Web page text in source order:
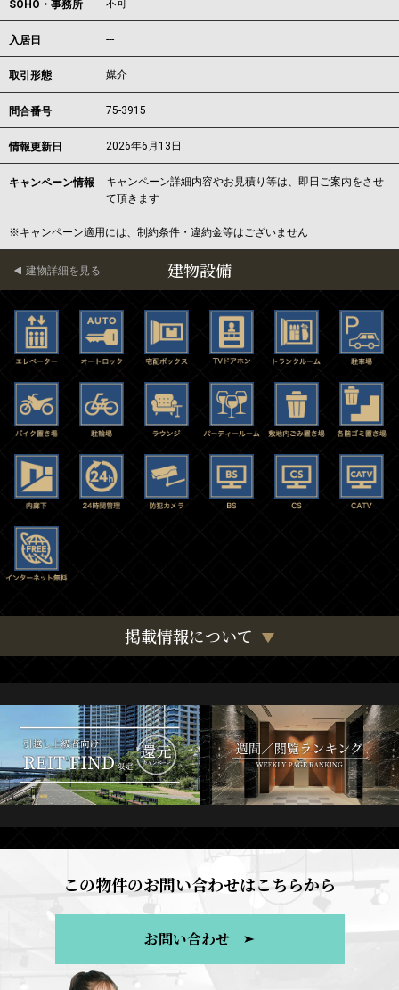
SOHO・事務所 不可
入居日 ---
取引形態 媒介
問合番号 75-3915
情報更新日 2026年6月13日
キャンペーン情報
キャンペーン詳細内容やお見積り等は、即日ご案内をさせ
て頂きます
※キャンペーン適用には、制約条件・違約金等はございません
建物設備
建物詳細を見る
掲載情報について
この物件のお問い合わせはこちらから
お問い合わせ